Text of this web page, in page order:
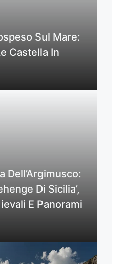
Sul Mare:
Castella In
Dell’Argimusco:
Di Sicilia’,
E Panorami